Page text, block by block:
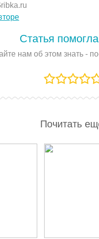
Статья
нам об этом знать -